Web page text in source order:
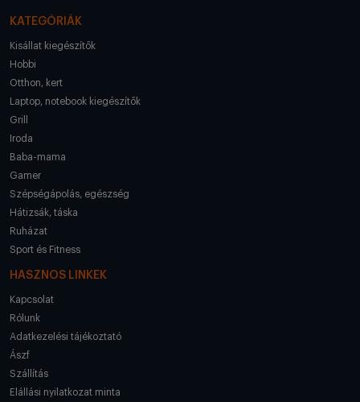
KATEGÓRIÁK
Kisállat kiegészítők
Hobbi
Otthon, kert
Laptop, notebook kiegészítők
Grill
Iroda
Baba-mama
Gamer
Szépségápolás, egészség
Hátizsák, táska
Ruházat
Sport és Fitness
HASZNOS LINKEK
Kapcsolat
Rólunk
Adatkezelési tájékoztató
Ászf
Szállítás
Elállási nyilatkozat minta